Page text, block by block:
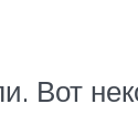
Вот